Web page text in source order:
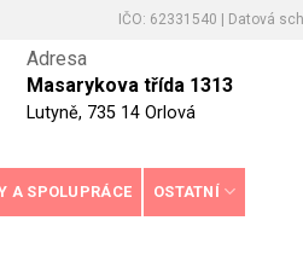
IČO: 62331540 | Datová
Adresa
Masarykova třída 1313
Lutyně, 735 14 Orlová
A SPOLUPRÁCE OSTATNÍ